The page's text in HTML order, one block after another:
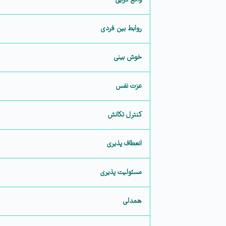
روابط بین فردی
خوش بینی
عزت نفس
کنترل تکانش
انعطاف پذیری
مسئولیت پذیری
همدلی